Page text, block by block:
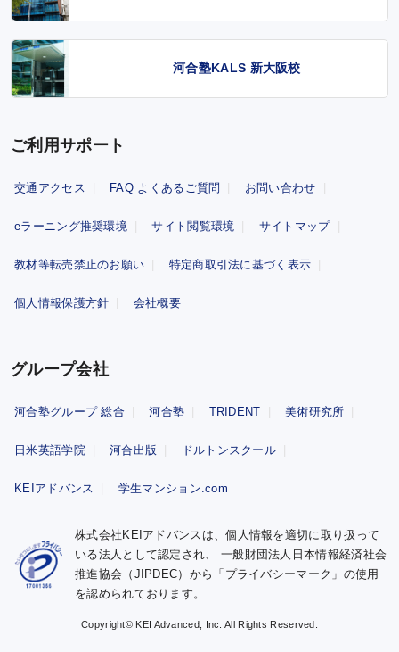
河合塾KALS 新大阪校
ご利用サポート
交通アクセス FAQ よくあるご質問 お問い合わせ
eラーニング推奨環境 サイト閲覧環境 サイトマップ
教材等転売禁止のお願い 特定商取引法に基づく表示
個人情報保護方針 会社概要
グループ会社
河合塾グループ 総合 河合塾 TRIDENT 美術研究所
日米英語学院 河合出版 ドルトンスクール
KEIアドバンス 学生マンション.com
株式会社KEIアドバンスは、個人情報を適切に取り扱って
いる法人として認定され、 一般財団法人日本情報経済社会
推進協会（JIPDEC）から「プライバシーマーク」の使用
を認められております。
Copyright© KEI Advanced, Inc. All Rights Reserved.